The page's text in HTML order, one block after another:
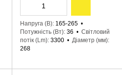
Напруга (В) 165-265
Потужність (Вт) 36
Світловий
потік (Lm) 3300
Діаметр (мм)
268